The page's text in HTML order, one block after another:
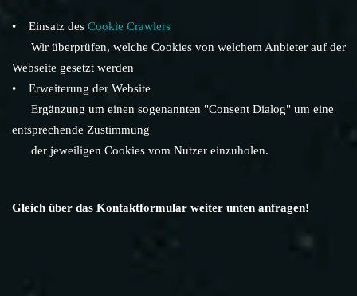
• Einsatz des Cookie Crawlers
Wir überprüfen, welche Cookies von welchem Anbieter auf der
Webseite gesetzt werden
• Erweiterung der Website
Ergänzung um einen sogenannten "Consent Dialog" um eine
entsprechende Zustimmung
der jeweiligen Cookies vom Nutzer einzuholen.
Gleich über das Kontaktformular weiter unten anfragen!